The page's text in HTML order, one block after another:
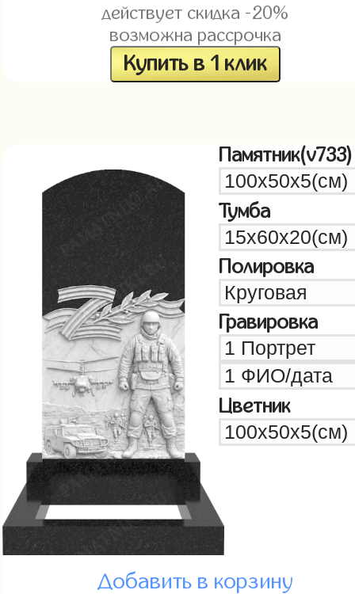
действует скидка -20%
возможна рассрочка
Купить в 1 клик
Памятник(v733)
Тумба
Полировка
Гравировка
Цветник
Добавить в корзину